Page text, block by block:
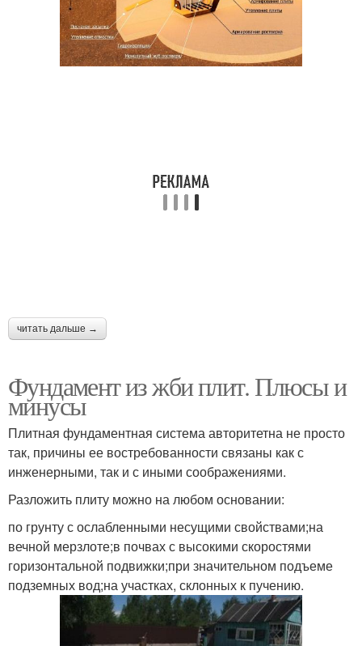
читать дальше →
Фундамент из жби плит. Плюсы и
минусы
Плитная фундаментная система авторитетна не просто
так, причины ее востребованности связаны как с
инженерными, так и с иными соображениями.
Разложить плиту можно на любом основании:
по грунту с ослабленными несущими свойствами;на
вечной мерзлоте;в почвах с высокими скоростями
горизонтальной подвижки;при значительном подъеме
подземных вод;на участках, склонных к пучению.